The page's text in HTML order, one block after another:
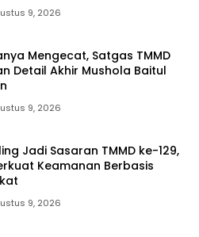
9, 2026
Mengecat, Satgas TMMD
Detail Akhir Mushola Baitul
9, 2026
Jadi Sasaran TMMD ke-129,
Keamanan Berbasis
9, 2026